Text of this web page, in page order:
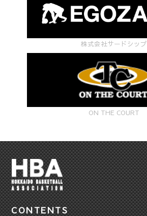
株式会社サードシップ
ON THE COURT
CONTENTS